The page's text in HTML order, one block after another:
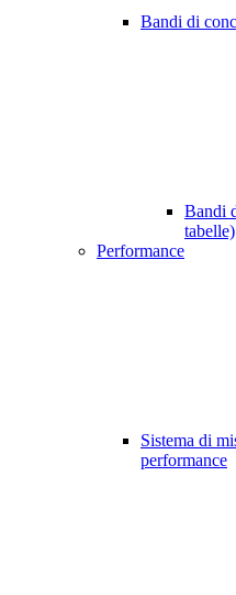
Bandi di
Bandi
tabelle)
Performance
Sistema di
performance